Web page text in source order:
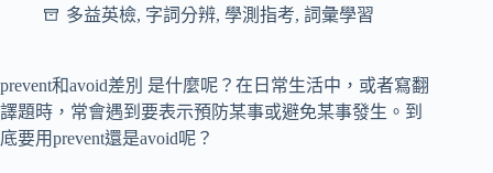
多益英檢, 字詞分辨, 學測指考, 詞彙學習
prevent和avoid差別 是什麼呢？在日常生活中，或者寫翻
譯題時，常會遇到要表示預防某事或避免某事發生。到
底要用prevent還是avoid呢？